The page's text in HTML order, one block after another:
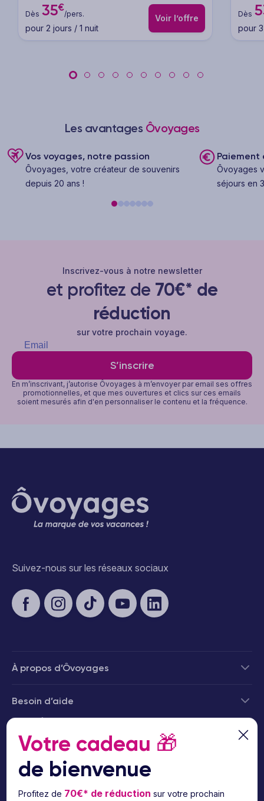
Dès 35€
/pers.
pour 2 jours / 1 nuit
Voir l’offre Dès
pour
Les avantages Ôvoyages
Vos voyages, notre passion
Ôvoyages, votre créateur de souvenirs
depuis 20 ans !
Paiement
Ôvoyages
séjours en
Inscrivez-vous à notre newsletter
et profitez de 70€* de
réduction
sur votre prochain voyage.
S’inscrire
En m’inscrivant, j’autorise Ôvoyages à m’envoyer par email ses offres
promotionnelles, et que mes ouvertures et clics sur ces emails
soient mesurés afin d'en personnaliser le contenu et la fréquence.
Suivez-nous sur les réseaux sociaux
À propos d’Ôvoyages
Besoin d’aide
Votre cadeau 🎁
de bienvenue
Profitez de 70€* de réduction sur votre prochain